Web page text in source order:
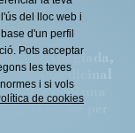
i els
privilegiada,
mineromedicinal
fa que sigui una
sodi i també per
del lloc web i
d'un perfil
Pots acceptar
les teves
i si vols
de cookies